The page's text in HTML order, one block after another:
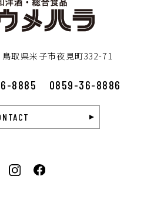
取県米子市夜見町332-71
8885 0859-36-8886